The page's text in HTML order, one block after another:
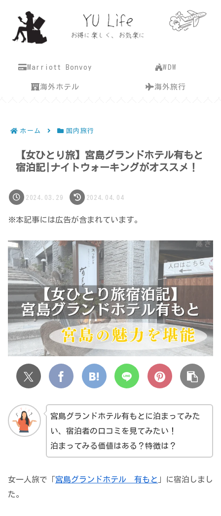
Marriott Bonvoy WDW
海外ホテル 海外旅行
ホーム 国内旅行
【女ひとり旅】宮島グランドホテル有もと
宿泊記|ナイトウォーキングがオススメ！
2024.03.29 2024.04.04
※本記事には広告が含まれています。
宮島グランドホテル有もとに泊まってみた
い、宿泊者の口コミを見てみたい！
泊まってみる価値はある？特徴は？
女一人旅で「 宮島グランドホテル 有もと 」に宿泊しまし
た。